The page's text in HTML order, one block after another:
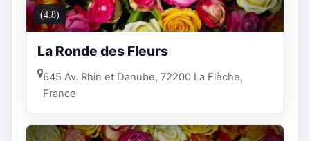
(4.8)
La Ronde des Fleurs
645 Av. Rhin et Danube, 72200 La Flèche,
France